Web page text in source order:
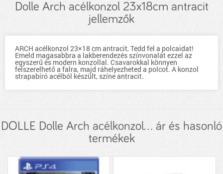
Dolle Arch acélkonzol 23x18cm antracit
jellemzők
ARCH acélkonzol 23×18 cm antracit, Tedd fel a polcaidat!
Emeld magasabbra a lakberendezés színvonalát ezzel az
egyszerű és modern konzollal. Csavarokkal könnyen
felszerelhető a falra, majd ráhelyezheted a polcot. A konzol
strapabíró acélból készült, színe antracit.
DOLLE Dolle Arch acélkonzol... ár és hasonló
termékek